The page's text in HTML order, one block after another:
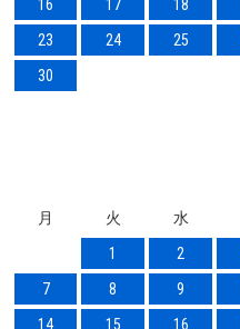
16
17 18
23
24 25
30
月 火 水
1
2
7
8 9
14
15 16